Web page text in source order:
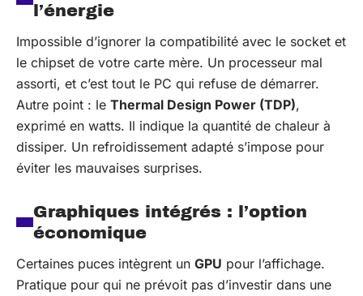
l’énergie
Impossible d’ignorer la compatibilité avec le socket et
le chipset de votre carte mère. Un processeur mal
assorti, et c’est tout le PC qui refuse de démarrer.
Autre point : le Thermal Design Power (TDP),
exprimé en watts. Il indique la quantité de chaleur à
dissiper. Un refroidissement adapté s’impose pour
éviter les mauvaises surprises.
Graphiques intégrés : l’option
économique
Certaines puces intègrent un GPU pour l’affichage.
Pratique pour qui ne prévoit pas d’investir dans une